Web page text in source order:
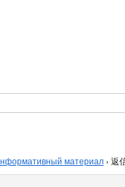
материал › 返